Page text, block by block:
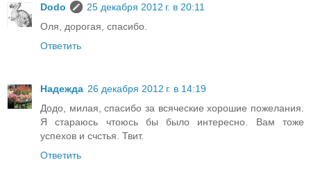
Dodo
25 декабря 2012 г. в 20:11
Оля, дорогая, спасибо.
Ответить
Надежда 26 декабря 2012 г. в 14:19
Додо, милая, спасибо за всяческие хорошие пожелания.
Я стараюсь чтоюсь бы было интересно. Вам тоже
успехов и счстья. Твит.
Ответить